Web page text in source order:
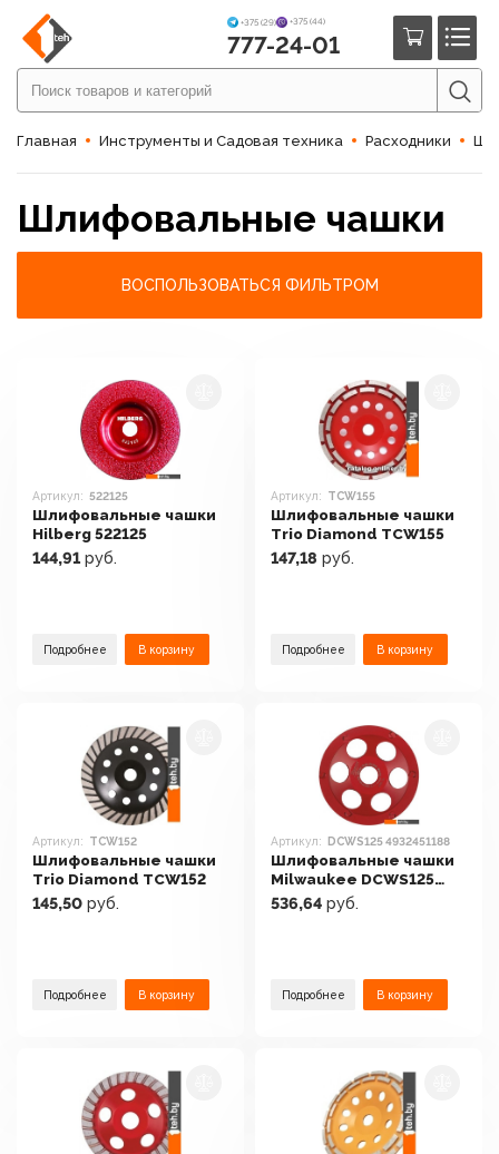
+375 (29) +375 (44)
777-24-01
Главная Инструменты и Садовая техника Расходники
Шлифовальные чашки
ВОСПОЛЬЗОВАТЬСЯ ФИЛЬТРОМ
Артикул: 522125
Шлифовальные чашки
Hilberg 522125
144,91 руб.
Подробнее В корзину
Артикул: TCW155
Шлифовальные чашки
Trio Diamond TCW155
147,18 руб.
Подробнее В корзину
Артикул: TCW152
Шлифовальные чашки
Trio Diamond TCW152
145,50 руб.
Подробнее В корзину
Артикул: DCWS125 4932451188
Шлифовальные чашки
Milwaukee DCWS125
4932451188
536,64 руб.
Подробнее В корзину